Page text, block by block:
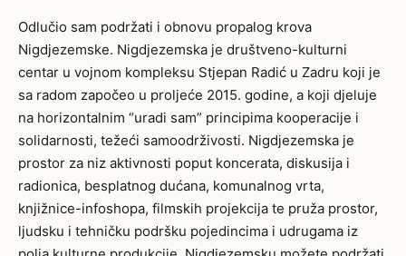
Odlučio sam podržati i obnovu propalog krova
Nigdjezemske. Nigdjezemska je društveno-kulturni
centar u vojnom kompleksu Stjepan Radić u Zadru koji je
sa radom započeo u proljeće 2015. godine, a koji djeluje
na horizontalnim “uradi sam” principima kooperacije i
solidarnosti, težeći samoodrživosti. Nigdjezemska je
prostor za niz aktivnosti poput koncerata, diskusija i
radionica, besplatnog dućana, komunalnog vrta,
knjižnice-infoshopa, filmskih projekcija te pruža prostor,
ljudsku i tehničku podršku pojedincima i udrugama iz